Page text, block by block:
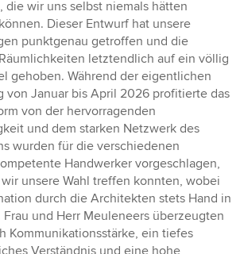
die wir uns selbst niemals hätten
Dieser Entwurf hat unsere
punktgenau getroffen und die
letztendlich auf ein völlig
gehoben. Während der eigentlichen
von Januar bis April 2026 profitierte das
von der hervorragenden
und dem starken Netzwerk des
wurden für die verschiedenen
Handwerker vorgeschlagen,
unsere Wahl treffen konnten, wobei
durch die Architekten stets Hand in
Frau und Herr Meuleneers überzeugten
Kommunikationsstärke, ein tiefes